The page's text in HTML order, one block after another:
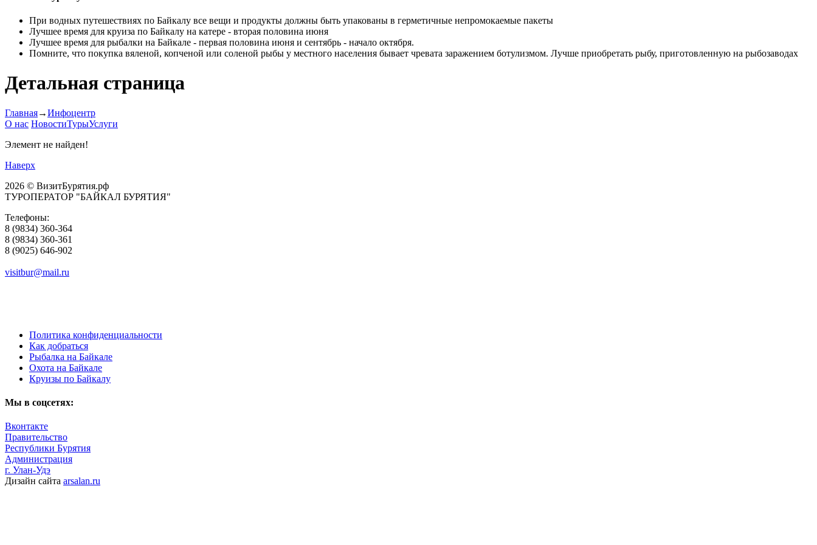
При водных путешествиях по Байкалу все вещи и продукты должны быть упакованы в герметичные непромокаемые пакеты
Лучшее время для круиза по Байкалу на катере - вторая половина июня
Лучшее время для рыбалки на Байкале - первая половина июня и сентябрь - начало октября.
Помните, что покупка вяленой, копченой или соленой рыбы у местного населения бывает чревата заражением ботулизмом. Лучше приобретать рыбу, приготовленную на рыбозаводах
Детальная страница
Главная→Инфоцентр
О нас НовостиТурыУслуги
Элемент не найден!
Наверх
2026 © ВизитБурятия.рф
ТУРОПЕРАТОР "БАЙКАЛ БУРЯТИЯ"
Телефоны:
8 (9834) 360-364
8 (9834) 360-361
8 (9025) 646-902
visitbur@mail.ru
Политика конфиденциальности
Как добраться
Рыбалка на Байкале
Охота на Байкале
Круизы по Байкалу
Мы в соцсетях:
Вконтакте
Правительство
Республики Бурятия
Администрация
г. Улан-Удэ
Дизайн сайта arsalan.ru